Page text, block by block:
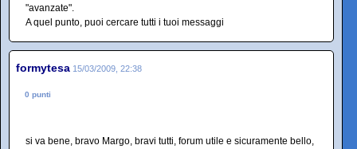
"avanzate".
A quel punto, puoi cercare tutti i tuoi messaggi
formytesa 15/03/2009, 22:38
0 punti
si va bene, bravo Margo, bravi tutti, forum utile e sicuramente bello,